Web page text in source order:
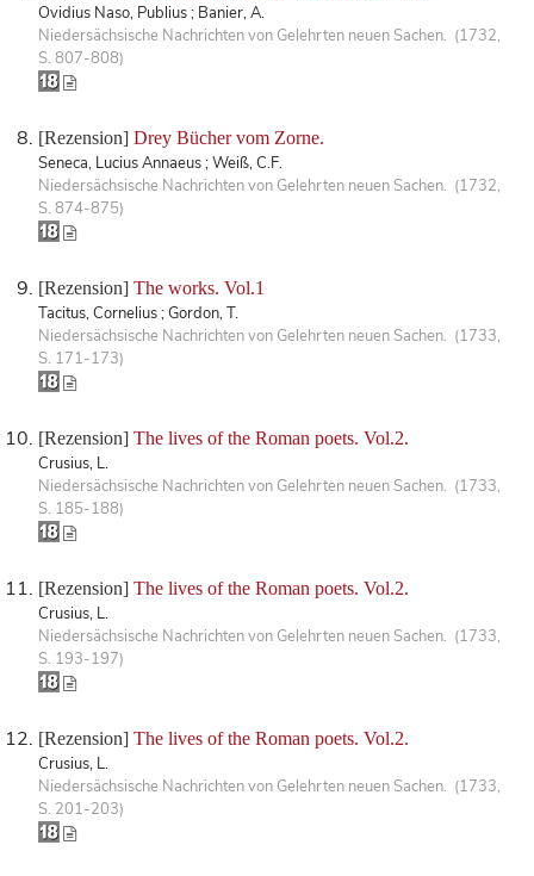
Ovidius Naso, Publius ; Banier, A.
Niedersächsische Nachrichten von Gelehrten neuen Sachen. (1732,
S. 807-808)
[Rezension] Drey Bücher vom Zorne.
Seneca, Lucius Annaeus ; Weiß, C.F.
Niedersächsische Nachrichten von Gelehrten neuen Sachen. (1732,
S. 874-875)
[Rezension] The works. Vol.1
Tacitus, Cornelius ; Gordon, T.
Niedersächsische Nachrichten von Gelehrten neuen Sachen. (1733,
S. 171-173)
[Rezension] The lives of the Roman poets. Vol.2.
Crusius, L.
Niedersächsische Nachrichten von Gelehrten neuen Sachen. (1733,
S. 185-188)
[Rezension] The lives of the Roman poets. Vol.2.
Crusius, L.
Niedersächsische Nachrichten von Gelehrten neuen Sachen. (1733,
S. 193-197)
[Rezension] The lives of the Roman poets. Vol.2.
Crusius, L.
Niedersächsische Nachrichten von Gelehrten neuen Sachen. (1733,
S. 201-203)